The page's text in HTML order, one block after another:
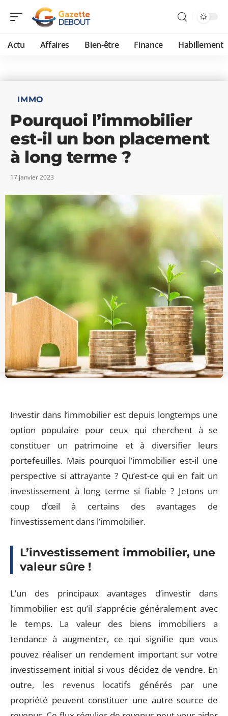
Actu Affaires Bien-être Finance Habillement
IMMO
Pourquoi l’immobilier
est-il un bon placement
à long terme ?
17 janvier 2023
Investir dans l’immobilier est depuis longtemps une
option populaire pour ceux qui cherchent à se
constituer un patrimoine et à diversifier leurs
portefeuilles. Mais pourquoi l’immobilier est-il une
perspective si attrayante ? Qu’est-ce qui en fait un
investissement à long terme si fiable ? Jetons un
coup d’œil à certains des avantages de
l’investissement dans l’immobilier.
L’investissement immobilier, une
valeur sûre !
L’un des principaux avantages d’investir dans
l’immobilier est qu’il s’apprécie généralement avec
le temps. La valeur des biens immobiliers a
tendance à augmenter, ce qui signifie que vous
pouvez réaliser un rendement important sur votre
investissement initial si vous décidez de vendre. En
outre, les revenus locatifs générés par une
propriété peuvent constituer une autre source de